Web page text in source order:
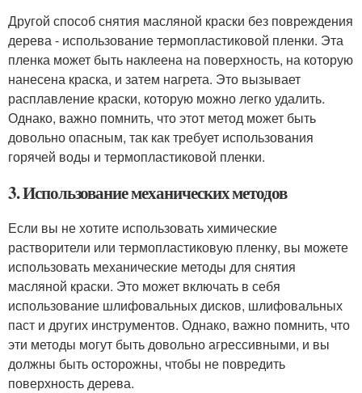
Другой способ снятия масляной краски без повреждения
дерева - использование термопластиковой пленки. Эта
пленка может быть наклеена на поверхность, на которую
нанесена краска, и затем нагрета. Это вызывает
расплавление краски, которую можно легко удалить.
Однако, важно помнить, что этот метод может быть
довольно опасным, так как требует использования
горячей воды и термопластиковой пленки.
3. Использование механических методов
Если вы не хотите использовать химические
растворители или термопластиковую пленку, вы можете
использовать механические методы для снятия
масляной краски. Это может включать в себя
использование шлифовальных дисков, шлифовальных
паст и других инструментов. Однако, важно помнить, что
эти методы могут быть довольно агрессивными, и вы
должны быть осторожны, чтобы не повредить
поверхность дерева.